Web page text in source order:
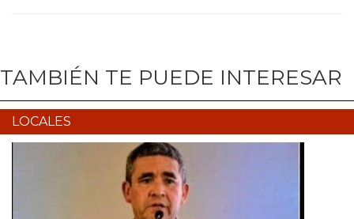
TAMBIÉN TE PUEDE INTERESAR
LOCALES